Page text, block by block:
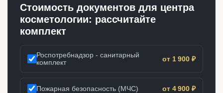
Стоимость документов для центра
косметологии: рассчитайте
комплект
Роспотребнадзор - санитарный
комплект
от 1 900 ₽
Пожарная безопасность (МЧС) от 4 900 ₽